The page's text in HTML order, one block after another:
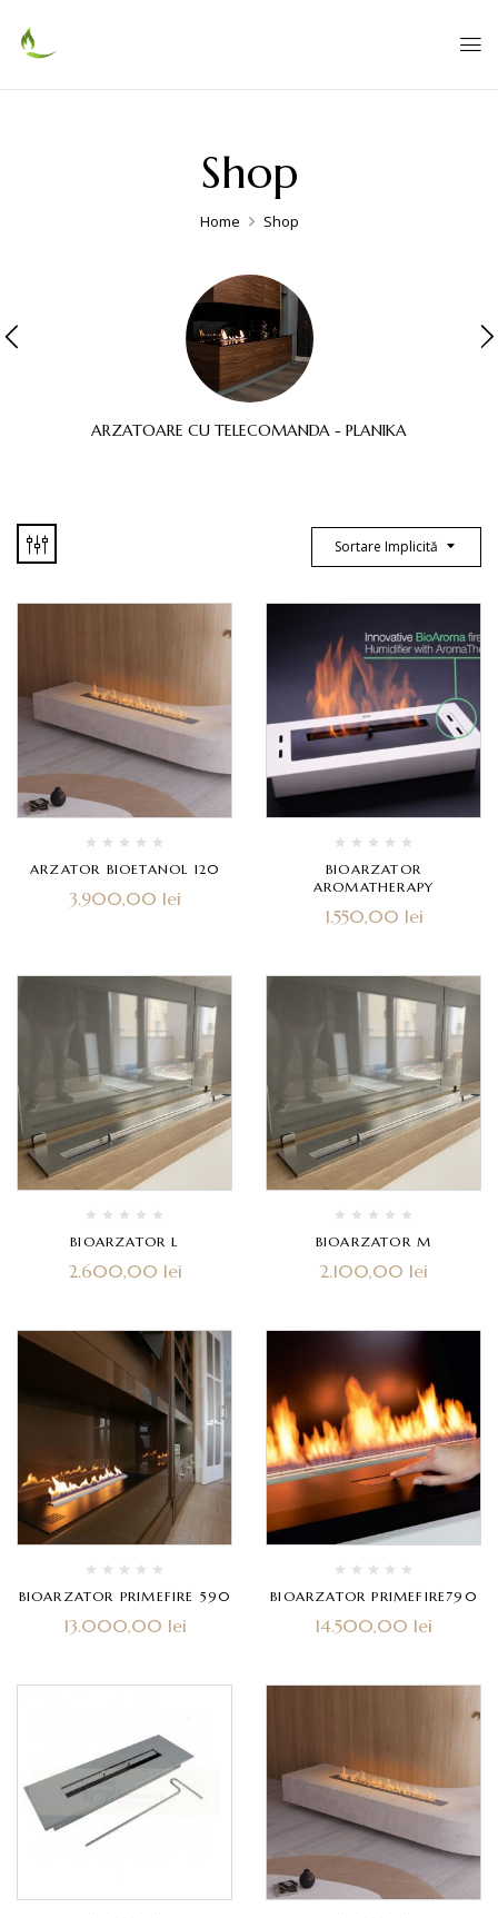
Shop
Home Shop
ARZATOARE CU TELECOMANDA - PLANIKA
Sortare Implicită
ARZATOR BIOETANOL 120
3.900,00 lei
BIOARZATOR
AROMATHERAPY
1.550,00 lei
BIOARZATOR L
2.600,00 lei
BIOARZATOR M
2.100,00 lei
BIOARZATOR PRIMEFIRE 590
13.000,00 lei
BIOARZATOR PRIMEFIRE790
14.500,00 lei